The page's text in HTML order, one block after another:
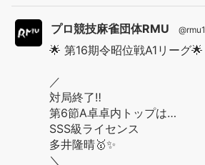
プロ競技麻雀団体RMU @rmu1
🌟 第16期令昭位戦A1リーグ🌟
／
対局終了‼️
第6節A卓卓内トップは…
SSS級ライセンス
多井隆晴🥇✨
＼